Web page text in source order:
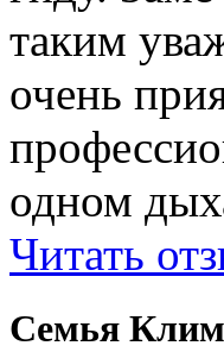
таким
очень
одном
Читать
Cемья